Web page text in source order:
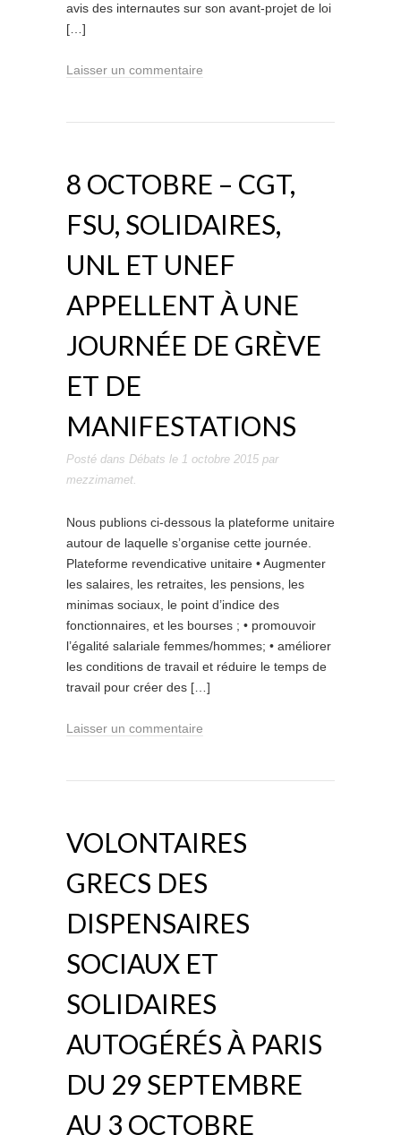
avis des internautes sur son avant-projet de loi
[…]
Laisser un commentaire
8 OCTOBRE – CGT,
FSU, SOLIDAIRES,
UNL ET UNEF
APPELLENT À UNE
JOURNÉE DE GRÈVE
ET DE
MANIFESTATIONS
Posté dans Débats le 1 octobre 2015 par
mezzimamet.
Nous publions ci-dessous la plateforme unitaire
autour de laquelle s’organise cette journée.
Plateforme revendicative unitaire • Augmenter
les salaires, les retraites, les pensions, les
minimas sociaux, le point d’indice des
fonctionnaires, et les bourses ; • promouvoir
l’égalité salariale femmes/hommes; • améliorer
les conditions de travail et réduire le temps de
travail pour créer des […]
Laisser un commentaire
VOLONTAIRES
GRECS DES
DISPENSAIRES
SOCIAUX ET
SOLIDAIRES
AUTOGÉRÉS À PARIS
DU 29 SEPTEMBRE
AU 3 OCTOBRE